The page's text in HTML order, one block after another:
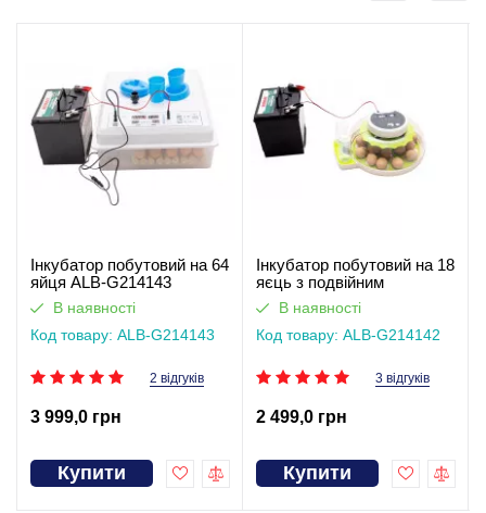
Інкубатор побутовий на 64
яйця ALB-G214143
В наявності
Код товару: ALB-G214143
2 відгуків
3 999,0 грн
Купити
Інкубатор побутовий на 18
яєць з подвійним
живленням ALB-G214142
В наявності
Код товару: ALB-G214142
3 відгуків
2 499,0 грн
Купити